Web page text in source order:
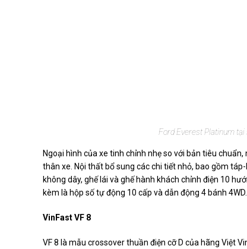
Ford Everest Platinum
Ngoại hình của xe tinh chỉnh nhẹ so với bản tiêu
thân xe. Nội thất bổ sung các chi tiết nhỏ, bao gồm
không dây, ghế lái và ghế hành khách chỉnh điện 10
kèm là hộp số tự động 10 cấp và dẫn động 4 bánh 4WD.
VinFast VF 8
VF 8 là mẫu crossover thuần điện cỡ D của hãng Việt